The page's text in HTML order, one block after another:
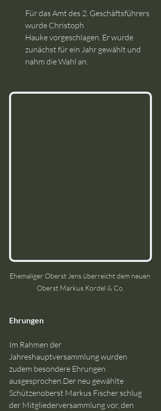
Für das Amt des 2. Geschäftsführers
wurde Christoph
Hauke vorgeschlagen. Er wurde
zunächst für ein Jahr gewählt und
nahm die Wahl an.
Ehemaliger Oberst Jens überreicht dem neuen
Oberst Markus Kordel & Co.
Ehrungen
Im Rahmen der
Jahreshauptversammlung wurden
zudem besondere Ehrungen
ausgesprochen.Der neu gewählte
Schützenoberst Markus Fischer schlug
der Mitgliederversammlung vor, den